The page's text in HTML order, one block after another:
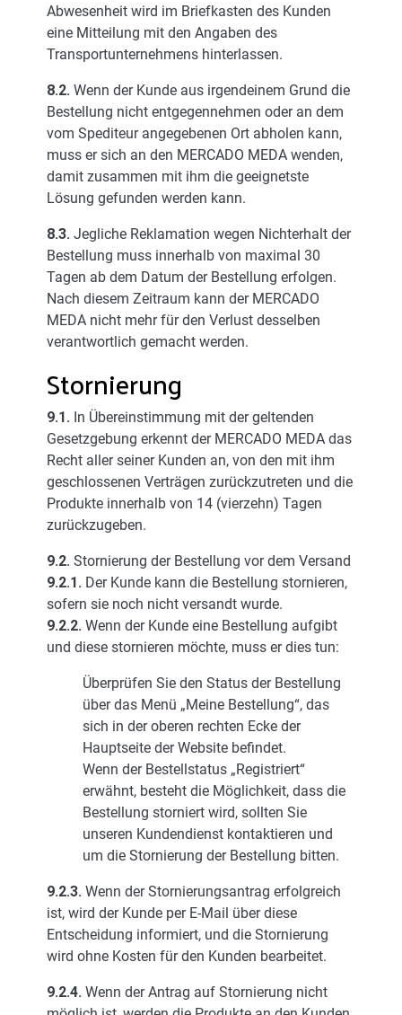
Abwesenheit wird im Briefkasten des Kunden
eine Mitteilung mit den Angaben des
Transportunternehmens hinterlassen.
8.2. Wenn der Kunde aus irgendeinem Grund die
Bestellung nicht entgegennehmen oder an dem
vom Spediteur angegebenen Ort abholen kann,
muss er sich an den MERCADO MEDA wenden,
damit zusammen mit ihm die geeignetste
Lösung gefunden werden kann.
8.3. Jegliche Reklamation wegen Nichterhalt der
Bestellung muss innerhalb von maximal 30
Tagen ab dem Datum der Bestellung erfolgen.
Nach diesem Zeitraum kann der MERCADO
MEDA nicht mehr für den Verlust desselben
verantwortlich gemacht werden.
Stornierung
9.1. In Übereinstimmung mit der geltenden
Gesetzgebung erkennt der MERCADO MEDA das
Recht aller seiner Kunden an, von den mit ihm
geschlossenen Verträgen zurückzutreten und die
Produkte innerhalb von 14 (vierzehn) Tagen
zurückzugeben.
9.2. Stornierung der Bestellung vor dem Versand
9.2.1. Der Kunde kann die Bestellung stornieren,
sofern sie noch nicht versandt wurde.
9.2.2. Wenn der Kunde eine Bestellung aufgibt
und diese stornieren möchte, muss er dies tun:
Überprüfen Sie den Status der Bestellung
über das Menü „Meine Bestellung“, das
sich in der oberen rechten Ecke der
Hauptseite der Website befindet.
Wenn der Bestellstatus „Registriert“
erwähnt, besteht die Möglichkeit, dass die
Bestellung storniert wird, sollten Sie
unseren Kundendienst kontaktieren und
um die Stornierung der Bestellung bitten.
9.2.3.Wenn der Stornierungsantrag erfolgreich
ist, wird der Kunde per E-Mail über diese
Entscheidung informiert, und die Stornierung
wird ohne Kosten für den Kunden bearbeitet.
9.2.4. Wenn der Antrag auf Stornierung nicht